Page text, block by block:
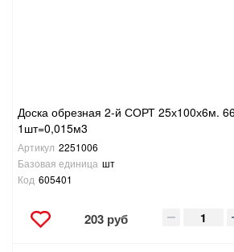
Доска обрезная 2-й СОРТ 25х100х6м.
1шт=0,015м3
Артикул 2251006
Базовая единица шт
Код 605401
203 руб